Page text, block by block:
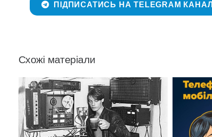
ПІДПИСАТИСЬ НА TELEGRAM КАНАЛ
Схожі матеріали